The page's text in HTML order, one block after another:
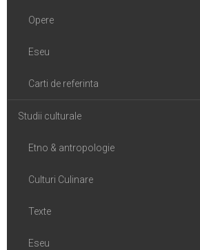
Opere
Eseu
Carti de referinta
Studii culturale
Etno & antropologie
Culturi Culinare
Texte
Eseu